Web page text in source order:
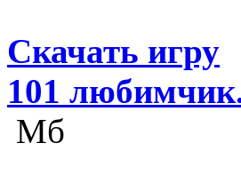
Скачать игру
101
Мб